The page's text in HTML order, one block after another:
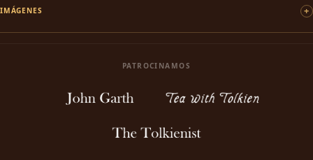
IMÁGENES
PATROCINAMOS